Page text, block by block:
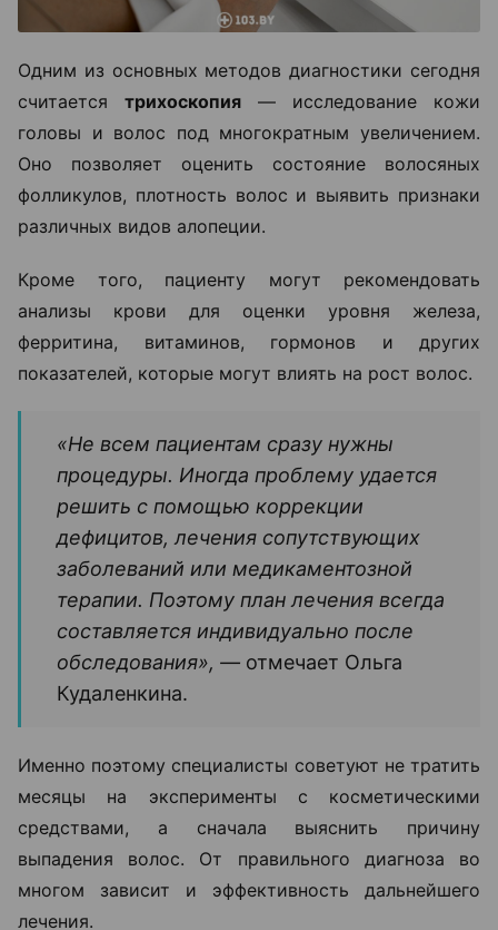
Одним из основных методов диагностики сегодня
считается трихоскопия — исследование кожи
головы и волос под многократным увеличением.
Оно позволяет оценить состояние волосяных
фолликулов, плотность волос и выявить признаки
различных видов алопеции.
Кроме того, пациенту могут рекомендовать
анализы крови для оценки уровня железа,
ферритина, витаминов, гормонов и других
показателей, которые могут влиять на рост волос.
«Не всем пациентам сразу нужны
процедуры. Иногда проблему удается
решить с помощью коррекции
дефицитов, лечения сопутствующих
заболеваний или медикаментозной
терапии. Поэтому план лечения всегда
составляется индивидуально после
обследования», — отмечает Ольга
Кудаленкина.
Именно поэтому специалисты советуют не тратить
месяцы на эксперименты с косметическими
средствами, а сначала выяснить причину
выпадения волос. От правильного диагноза во
многом зависит и эффективность дальнейшего
лечения.